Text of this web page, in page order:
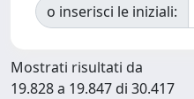
o inserisci le iniziali:
Mostrati risultati da
19.828 a 19.847 di 30.417